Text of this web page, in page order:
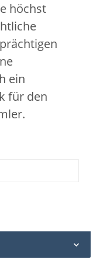
höchst
ein
für den